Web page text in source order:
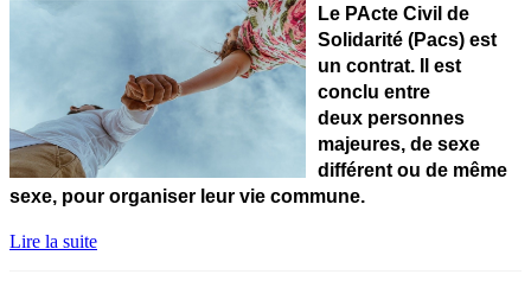
Le PActe Civil de
Solidarité (Pacs) est
un contrat. Il est
conclu entre
deux personnes
majeures, de sexe
différent ou de même
sexe, pour organiser leur vie commune.
Lire la suite